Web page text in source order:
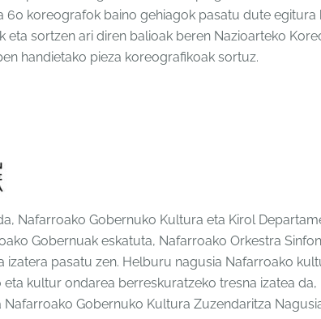
koreografok baino gehiagok pasatu dute egitura
sortzen ari diren balioak beren Nazioarteko
handietako pieza koreografikoak sortuz.
Nafarroako Gobernuko Kultura eta Kirol
Gobernuak eskatuta, Nafarroako Orkestra
pasatu zen. Helburu nagusia Nafarroako
kultur ondarea berreskuratzeko tresna izatea da,
Gobernuko Kultura Zuzendaritza